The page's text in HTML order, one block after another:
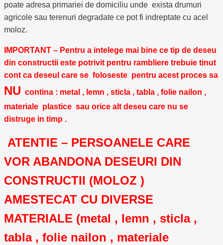
poate adresa primariei de domiciliu unde exista drumuri
agricole sau terenuri degradate ce pot fi indreptate cu acel
moloz.
IMPORTANT – Pentru a intelege mai bine ce tip de deseu
din constructii este potrivit pentru rambliere trebuie tinut
cont ca deseul care se foloseste pentru acest proces sa
NU contina : metal , lemn , sticla , tabla , folie nailon ,
materiale plastice sau orice alt deseu care nu se
distruge in timp .
ATENTIE – PERSOANELE CARE
VOR ABANDONA DESEURI DIN
CONSTRUCTII (MOLOZ )
AMESTECAT CU DIVERSE
MATERIALE (metal , lemn , sticla ,
tabla , folie nailon , materiale